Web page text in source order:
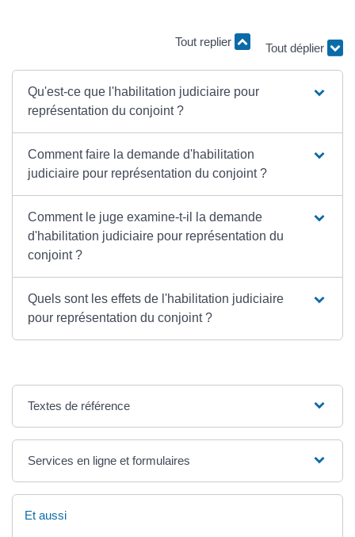
Tout replier
Tout déplier
Qu'est-ce que l'habilitation judiciaire pour
représentation du conjoint ?
Comment faire la demande d'habilitation
judiciaire pour représentation du conjoint ?
Comment le juge examine-t-il la demande
d'habilitation judiciaire pour représentation du
conjoint ?
Quels sont les effets de l'habilitation judiciaire
pour représentation du conjoint ?
Textes de référence
Services en ligne et formulaires
Et aussi